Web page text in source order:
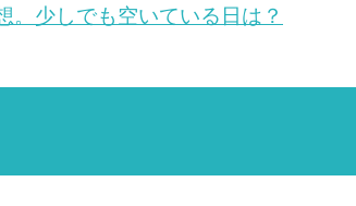
。少しでも空いている日は？